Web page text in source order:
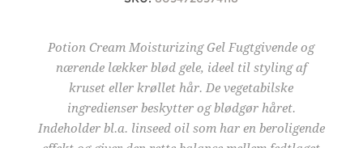
Potion Cream Moisturizing Gel Fugtgivende og
nærende lækker blød gele, ideel til styling af
kruset eller krøllet hår. De vegetabilske
ingredienser beskytter og blødgør håret.
Indeholder bl.a. linseed oil som har en beroligende